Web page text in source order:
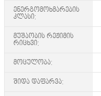
ენერგომოხმარების
კლასი:
მუშაობის რეჟიმის
რიცხვი:
მოცულობა:
შიდა დაფარვა: